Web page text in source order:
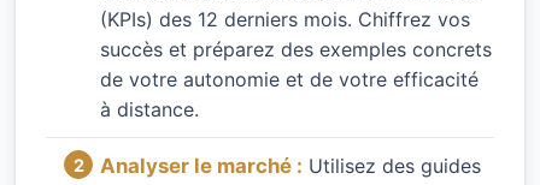
(KPIs) des 12 derniers mois. Chiffrez vos
succès et préparez des exemples concrets
de votre autonomie et de votre efficacité
à distance.
Analyser le marché : Utilisez des guides